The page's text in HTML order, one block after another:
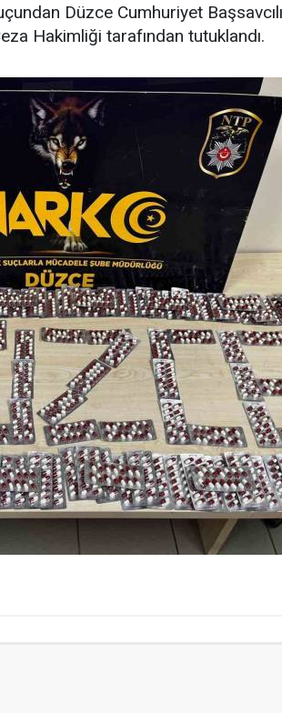
Düzce Cumhuriyet
Hakimliği tarafından tutuklandı.